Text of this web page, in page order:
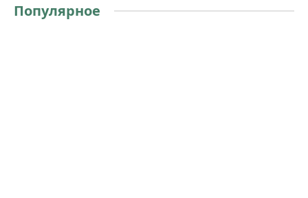
Популярное